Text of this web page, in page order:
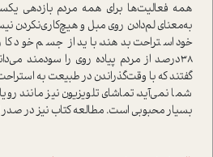
همه فعالیت‌ها برای همه مردم بازدهی
به‌معنای لم‌دادن روی مبل و هیچ‌کاری‌نکردن
خود استراحت بدهند، باید از جسم خود
38‌درصد از مردم پیاده روی را سودمند
گفتند که با وقت‌گذراندن در طبیعت به
شما نمی‌آید، تماشای تلویزیون نیز مانند
بسیار محبوبی است. مطالعه کتاب نیز در صدر